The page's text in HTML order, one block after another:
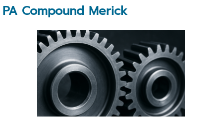
PA Compound Merick